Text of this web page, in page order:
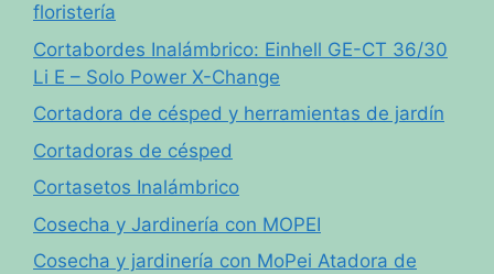
floristería
Cortabordes Inalámbrico: Einhell GE-CT 36/30
Li E – Solo Power X-Change
Cortadora de césped y herramientas de jardín
Cortadoras de césped
Cortasetos Inalámbrico
Cosecha y Jardinería con MOPEI
Cosecha y jardinería con MoPei Atadora de